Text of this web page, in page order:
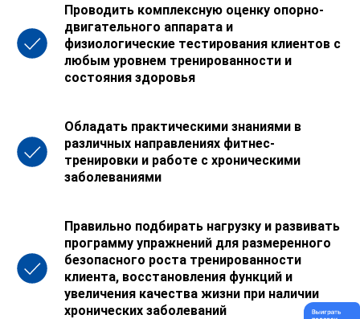
Проводить комплексную оценку опорно-
двигательного аппарата и
физиологические тестирования клиентов с
любым уровнем тренированности и
состояния здоровья
Обладать практическими знаниями в
различных направлениях фитнес-
тренировки и работе с хроническими
заболеваниями
Правильно подбирать нагрузку и развивать
программу упражнений для размеренного
безопасного роста тренированности
клиента, восстановления функций и
увеличения качества жизни при наличии
хронических заболеваний